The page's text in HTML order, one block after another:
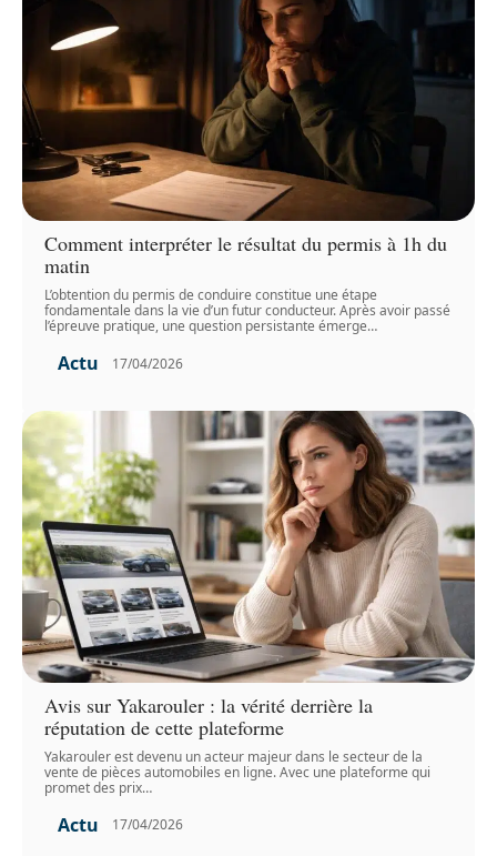
Comment interpréter le résultat du permis à 1h du
matin
L’obtention du permis de conduire constitue une étape
fondamentale dans la vie d’un futur conducteur. Après avoir passé
l’épreuve pratique, une question persistante émerge…
Actu 17/04/2026
Avis sur Yakarouler : la vérité derrière la
réputation de cette plateforme
Yakarouler est devenu un acteur majeur dans le secteur de la
vente de pièces automobiles en ligne. Avec une plateforme qui
promet des prix…
Actu 17/04/2026